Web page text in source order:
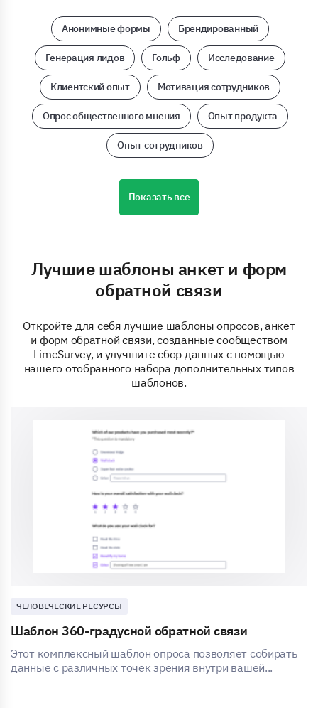
Анонимные формы Брендированный
Генерация лидов Гольф Исследование
Клиентский опыт Мотивация сотрудников
Опрос общественного мнения Опыт продукта
Опыт сотрудников
Показать все
Лучшие шаблоны анкет и форм
обратной связи
Откройте для себя лучшие шаблоны опросов, анкет
и форм обратной связи, созданные сообществом
LimeSurvey, и улучшите сбор данных с помощью
нашего отобранного набора дополнительных типов
шаблонов.
ЧЕЛОВЕЧЕСКИЕ РЕСУРСЫ
Шаблон 360-градусной обратной связи
Этот комплексный шаблон опроса позволяет собирать
данные с различных точек зрения внутри вашей...